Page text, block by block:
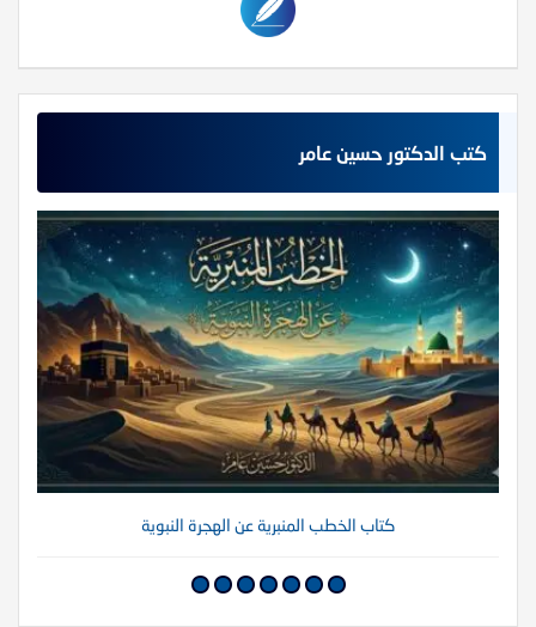
كتب الدكتور حسين عامر
كتاب الخطب المنبرية عن الهجرة النبوية